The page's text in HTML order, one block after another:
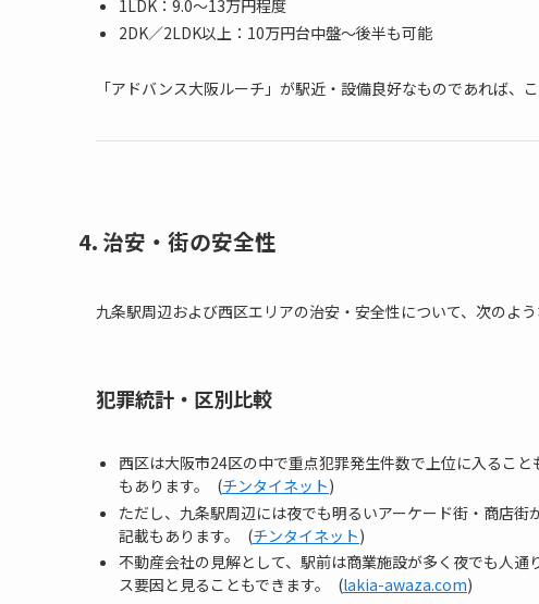
1LDK：9.0～13万円程度
2DK／2LDK以上：10万円台中盤〜後半も可能
「アドバンス大阪ルーチ」が駅近・設備良好なものであれば、
4. 治安・街の安全性
九条駅周辺および西区エリアの治安・安全性について、次のよう
犯罪統計・区別比較
西区は大阪市24区の中で重点犯罪発生件数で上位に入るこ
もあります。 (チンタイネット)
ただし、九条駅周辺には夜でも明るいアーケード街・商店
記載もあります。 (チンタイネット)
不動産会社の見解として、駅前は商業施設が多く夜でも人
ス要因と見ることもできます。 (lakia-awaza.com)